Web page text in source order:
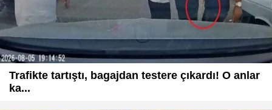
Trafikte tartıştı, bagajdan testere çıkardı! O anlar
ka...